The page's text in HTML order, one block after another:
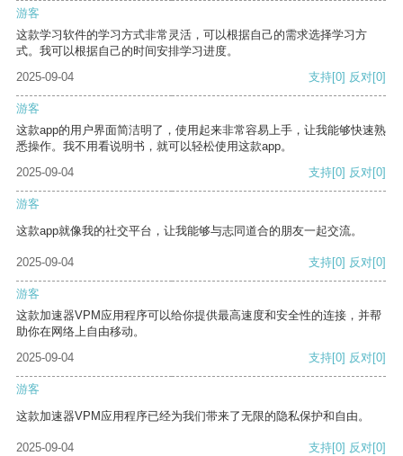
游客
这款学习软件的学习方式非常灵活，可以根据自己的需求选择学习方
式。我可以根据自己的时间安排学习进度。
2025-09-04
支持[0] 反对[0]
游客
这款app的用户界面简洁明了，使用起来非常容易上手，让我能够快速熟
悉操作。我不用看说明书，就可以轻松使用这款app。
2025-09-04
支持[0] 反对[0]
游客
这款app就像我的社交平台，让我能够与志同道合的朋友一起交流。
2025-09-04 支持[0] 反对[0]
游客
这款加速器VPM应用程序可以给你提供最高速度和安全性的连接，并帮
助你在网络上自由移动。
2025-09-04
支持[0] 反对[0]
游客
这款加速器VPM应用程序已经为我们带来了无限的隐私保护和自由。
2025-09-04 支持[0] 反对[0]